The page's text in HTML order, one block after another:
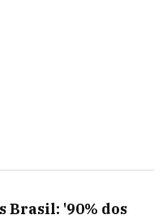
Brasil: '90% dos